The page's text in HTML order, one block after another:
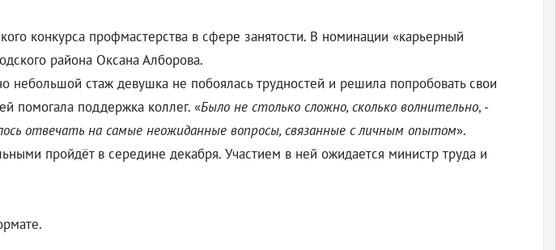
конкурса профмастерства в сфере занятости. В номинации «карьерный
района Оксана Алборова.
небольшой стаж девушка не побоялась трудностей и решила попробовать свои
помогала поддержка коллег. «Было не столько сложно, сколько волнительно, -
отвечать на самые неожиданные вопросы, связанные с личным опытом».
пройдёт в середине декабря. Участием в ней ожидается министр труда и